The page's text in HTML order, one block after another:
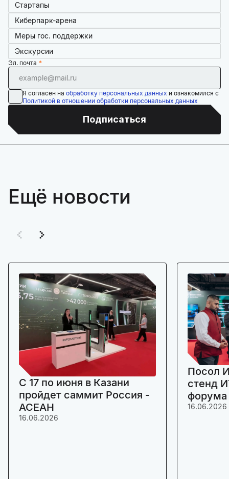
Стартапы
Киберпарк-арена
Меры гос. поддержки
Экскурсии
Эл. почта
Я согласен на обработку персональных данных и ознакомился с
Политикой в отношении обработки персональных данных
Подписаться
Ещё новости
C 17 по июня в Казани
пройдет саммит Россия -
АСЕАН
16.06.2026
Посол
стенд
16.06.2026